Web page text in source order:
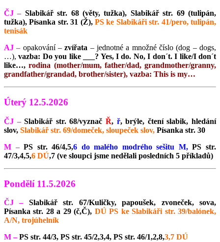
ČJ – Slabikář str. 68 (věty, tužka), Slabikář str. 69 (tulipán,
tužka), Písanka str. 31 (Ž), PS ke Slabikáři str. 41/pero, tulipán,
tenisák
AJ – opakování –zvířata – jednotné a množné číslo (dog – dogs,
…), vazba: Do you like ___? Yes, I do. No, I don´t. I like/I don´t
like…, rodina (mother/mum, father/dad, grandmother/granny,
grandfather/grandad, brother/sister), vazba: This is my…
Úterý 12.5.2026
ČJ –Slabikář str. 68/vyznačŘ, ř, brýle, čtení slabik, hledání
slov, Slabikář str. 69/domeček, sloupeček slov, Písanka str. 30
M –PS str. 46/4,5,6 do malého modrého sešitu M,PS str.
47/3,4,5,6 DÚ,7 (ve sloupci jsme nedělali posledních 5 příkladů)
Pondělí 11.5.2026
ČJ – Slabikář str. 67/Kuličky, papoušek, zvoneček, sova,
Písanka str. 28 a 29 (č,Č), DÚ PS ke Slabikáři str. 39/balónek,
A/N, trojúhelník
M –PS str. 44/3, PS str. 45/2,3,4, PS str. 46/1,2,8,3,7 DÚ